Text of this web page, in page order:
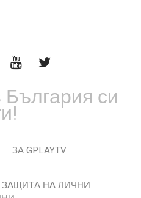
си
ЗА GPLAYTV
НА ЛИЧНИ